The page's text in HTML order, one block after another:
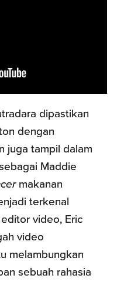
dipastikan
dengan
juga tampil dalam
Maddie
makanan
terkenal
video, Eric
video
melambungkan
sebuah rahasia